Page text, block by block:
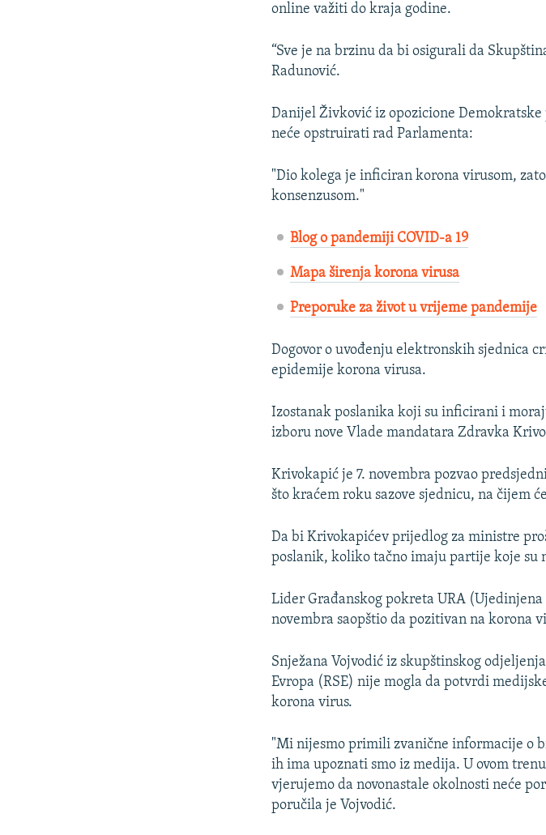
online važiti do kraja godine.
“Sve je na brzinu da bi osigurali da
Radunović.
Danijel Živković iz opozicione
neće opstruirati rad Parlamenta:
"Dio kolega je inficiran korona virusom,
konsenzusom."
Blog o pandemiji COVID-a 19
Mapa širenja korona virusa
Preporuke za život u vrijeme pandemije
Dogovor o uvođenju elektronskih sjednica
epidemije korona virusa.
Izostanak poslanika koji su inficirani i
izboru nove Vlade mandatara Zdravka
Krivokapić je 7. novembra pozvao
što kraćem roku sazove sjednicu, na čijem
Da bi Krivokapićev prijedlog za ministre
poslanik, koliko tačno imaju partije koje su
Lider Građanskog pokreta URA
novembra saopštio da pozitivan na korona
Snježana Vojvodić iz skupštinskog
Evropa (RSE) nije mogla da potvrdi
korona virus.
"Mi nijesmo primili zvanične informacije o
ih ima upoznati smo iz medija. U ovom
vjerujemo da novonastale okolnosti neće
poručila je Vojvodić.